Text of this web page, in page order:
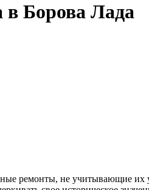
в Борова Лада
ремонты, не учитывающие